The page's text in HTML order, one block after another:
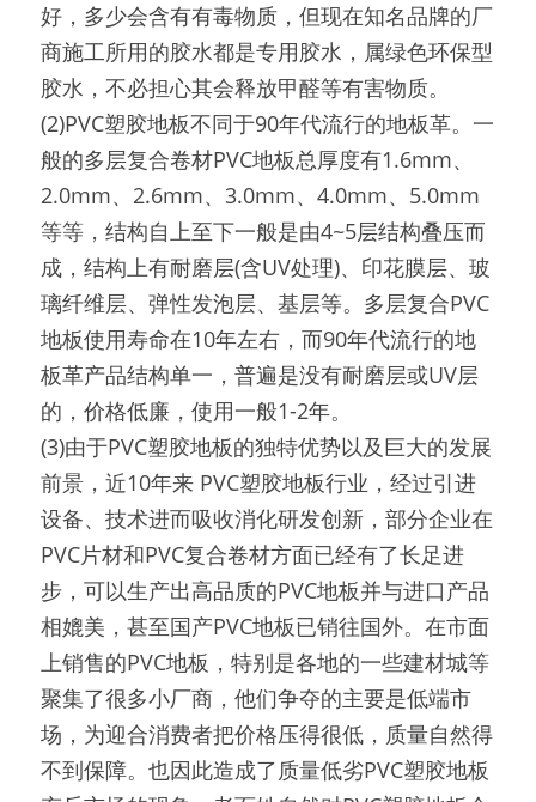
好，多少会含有有毒物质，但现在知名品牌的厂
商施工所用的胶水都是专用胶水，属绿色环保型
胶水，不必担心其会释放甲醛等有害物质。
(2)PVC塑胶地板不同于90年代流行的地板革。一
般的多层复合卷材PVC地板总厚度有1.6mm、
2.0mm、2.6mm、3.0mm、4.0mm、5.0mm
等等，结构自上至下一般是由4~5层结构叠压而
成，结构上有耐磨层(含UV处理)、印花膜层、玻
璃纤维层、弹性发泡层、基层等。多层复合PVC
地板使用寿命在10年左右，而90年代流行的地
板革产品结构单一，普遍是没有耐磨层或UV层
的，价格低廉，使用一般1-2年。
(3)由于PVC塑胶地板的独特优势以及巨大的发展
前景，近10年来 PVC塑胶地板行业，经过引进
设备、技术进而吸收消化研发创新，部分企业在
PVC片材和PVC复合卷材方面已经有了长足进
步，可以生产出高品质的PVC地板并与进口产品
相媲美，甚至国产PVC地板已销往国外。在市面
上销售的PVC地板，特别是各地的一些建材城等
聚集了很多小厂商，他们争夺的主要是低端市
场，为迎合消费者把价格压得很低，质量自然得
不到保障。也因此造成了质量低劣PVC塑胶地板